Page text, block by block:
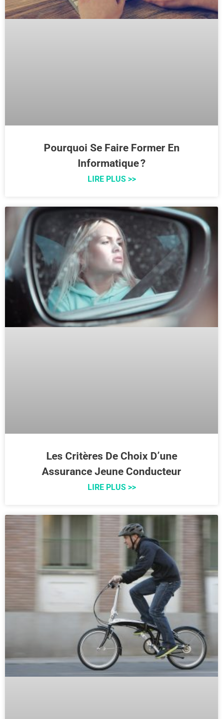
Pourquoi Se Faire Former En
Informatique ?
LIRE PLUS >>
Les Critères De Choix D’une
Assurance Jeune Conducteur
LIRE PLUS >>